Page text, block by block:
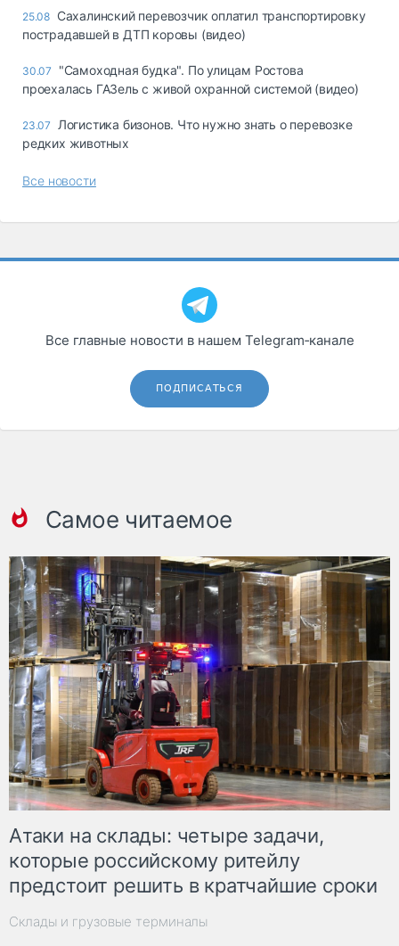
Спецтехника
запчасти, шины
Топливо, масла и
25.08 Сахалинский перевозчик оплатил транспортировку
пострадавшей в ДТП коровы (видео)
30.07
"Самоходная будка". По улицам Ростова
проехалась ГАЗель с живой охранной системой (видео)
23.07
Логистика бизонов. Что нужно знать о перевозке
редких животных
Все новости
Все главные новости в нашем Telegram‑канале
ПОДПИСАТЬСЯ
Самое читаемое
Атаки на склады: четыре задачи,
которые российскому ритейлу
предстоит решить в кратчайшие сроки
Склады и грузовые терминалы